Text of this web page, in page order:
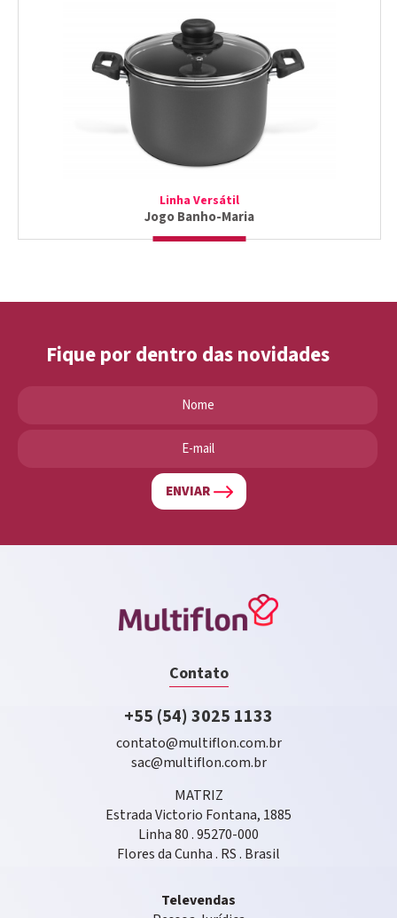
Linha Versátil
Jogo Banho-Maria
Fique por dentro das novidades
ENVIAR
Contato
+55 (54) 3025 1133
contato@multiflon.com.br
sac@multiflon.com.br
MATRIZ
Estrada Victorio Fontana, 1885
Linha 80 . 95270-000
Flores da Cunha . RS . Brasil
Televendas